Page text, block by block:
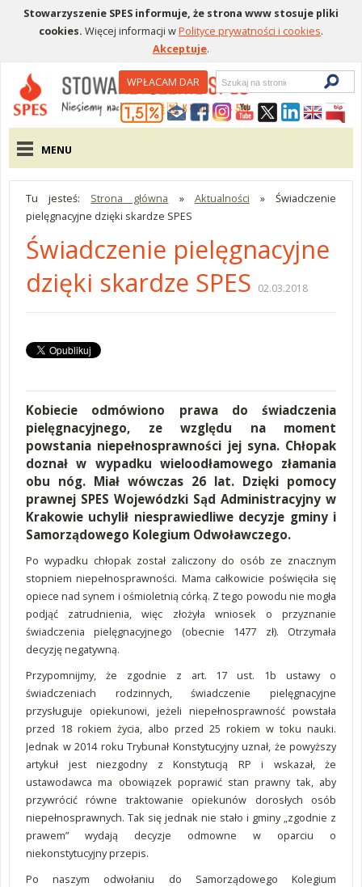
Stowarzyszenie SPES informuje, że strona www stosuje pliki
cookies. Więcej informacji wPolityce prywatności i cookies.
Akceptuje.
Menu pomocniczeWPŁACAM DAR
Wyszukiwarka
Menu główne
MENU
Tu jesteś: Strona główna » Aktualności »Świadczenie
pielęgnacyjne dzięki skardze SPES
Świadczenie pielęgnacyjne
dzięki skardze SPES 02.03.2018
Kobiecie odmówiono prawa do świadczenia
pielęgnacyjnego, ze względu na moment
powstania niepełnosprawności jej syna. Chłopak
doznał w wypadku wieloodłamowego złamania
obu nóg. Miał wówczas 26 lat. Dzięki pomocy
prawnej SPES Wojewódzki Sąd Administracyjny w
Krakowie uchylił niesprawiedliwe decyzje gminy i
Samorządowego Kolegium Odwoławczego.
Po wypadku chłopak został zaliczony do osób ze znacznym
stopniem niepełnosprawności. Mama całkowicie poświęciła się
opiece nad synem i ośmioletnią córką. Z tego powodu nie mogła
podjąć zatrudnienia, więc złożyła wniosek o przyznanie
świadczenia pielęgnacyjnego (obecnie 1477 zł). Otrzymała
decyzję negatywną.
Przypomnijmy, że zgodnie z art. 17 ust. 1b ustawy o
świadczeniach rodzinnych, świadczenie pielęgnacyjne
przysługuje opiekunowi, jeżeli niepełnosprawność powstała
przed 18 rokiem życia, albo przed 25 rokiem w toku nauki.
Jednak w 2014 roku Trybunał Konstytucyjny uznał, że powyższy
artykuł jest niezgodny z Konstytucją RP i wskazał, że
ustawodawca ma obowiązek poprawić stan prawny tak, aby
przywrócić równe traktowanie opiekunów dorosłych osób
niepełnosprawnych. Tak się jednak nie stało i gminy „zgodnie z
prawem” wydają decyzje odmowne w oparciu o
niekonstytucyjny przepis.
Po naszym odwołaniu do Samorządowego Kolegium